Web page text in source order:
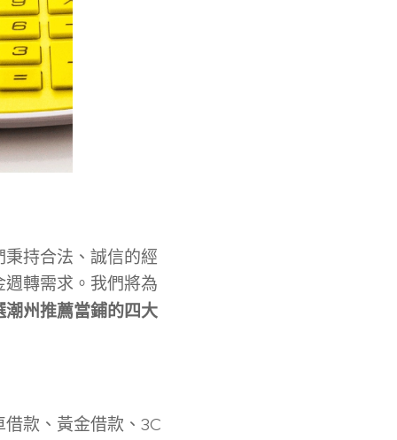
持合法、誠信的經
轉需求。我們將為
潮州推薦當鋪的四大
款、黃金借款、3C